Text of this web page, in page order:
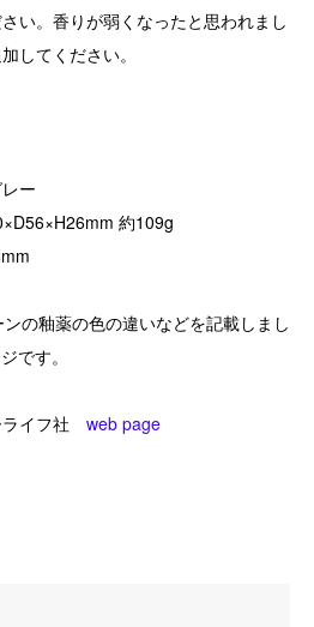
い。香りが弱くなったと思われまし
してください。
ー
約109g
の釉薬の色の違いなどを記載しまし
です。
イフ社 web page